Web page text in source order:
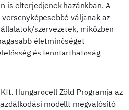
is elterjedjenek hazánkban. A
versenyképesebbé váljanak az
szervezetek, miközben
életminőséget
és fenntarthatóság.
Hungarocell Zöld Programja az
modellt megvalósító